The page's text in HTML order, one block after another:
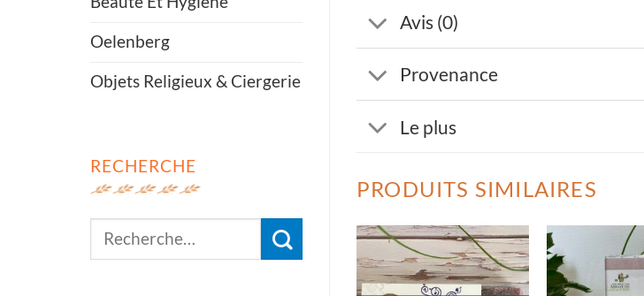
Oelenberg
Objets Religieux & Ciergerie
RECHERCHE
Recherche
Avis (0)
Provenance
Le plus
PRODUITS SIMILAIRES